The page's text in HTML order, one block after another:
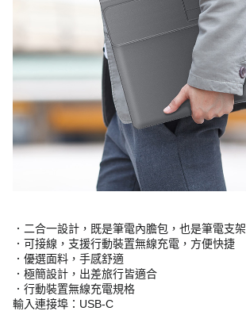
．二合一設計，既是筆電內膽包，也是筆電支架
．可接線，支援行動裝置無線充電，方便快捷
．優選面料，手感舒適
．極簡設計，出差旅行皆適合
．行動裝置無線充電規格
輸入連接埠：USB-C